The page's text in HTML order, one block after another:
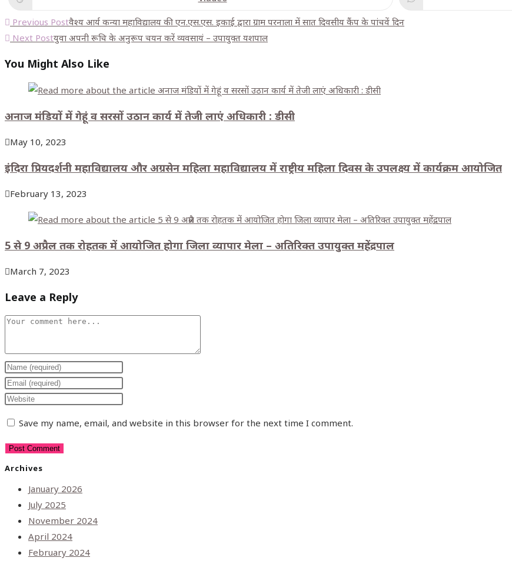
Previous Postवैश्य आर्य कन्या महाविद्यालय की एन.एस.एस. इकाई द्वारा ग्राम परनाला में सात दिवसीय कैंप के पांचवें दिन
Next Postयुवा अपनी रूचि के अनुरूप चयन करें व्यवसायं – उपायुक्त यशपाल
You Might Also Like
अनाज मंडियों में गेहूं व सरसों उठान कार्य में तेजी लाएं अधिकारी : डीसी
May 10, 2023
इंदिरा प्रियदर्शनी महाविद्यालय और अग्रसेन महिला महाविद्यालय में राष्ट्रीय महिला दिवस के उपलक्ष्य में कार्यक्रम आयोजित
February 13, 2023
5 से 9 अप्रैल तक रोहतक में आयोजित होगा जिला व्यापार मेला – अतिरिक्त उपायुक्त महेंद्रपाल
March 7, 2023
Leave a Reply
Save my name, email, and website in this browser for the next time I comment.
Archives
January 2026
July 2025
November 2024
April 2024
February 2024